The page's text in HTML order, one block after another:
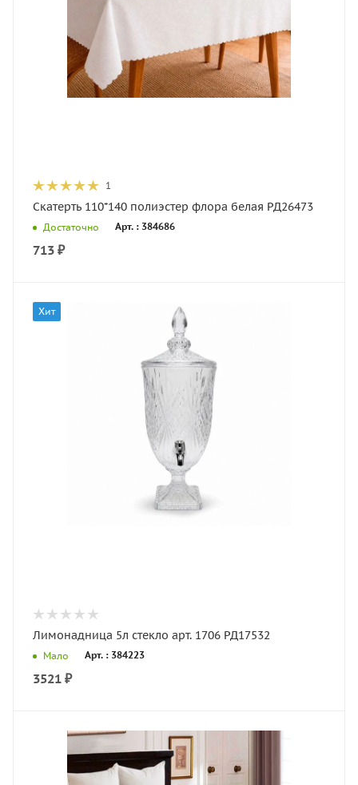
1
Скатерть 110*140 полиэстер флора белая РД26473
Достаточно Арт. : 384686
713 ₽
Хит
Лимонадница 5л стекло арт. 1706 РД17532
Мало Арт. : 384223
3521 ₽